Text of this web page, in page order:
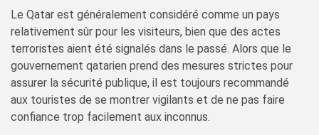
Le Qatar est généralement considéré comme un pays
relativement sûr pour les visiteurs, bien que des actes
terroristes aient été signalés dans le passé. Alors que le
gouvernement qatarien prend des mesures strictes pour
assurer la sécurité publique, il est toujours recommandé
aux touristes de se montrer vigilants et de ne pas faire
confiance trop facilement aux inconnus.